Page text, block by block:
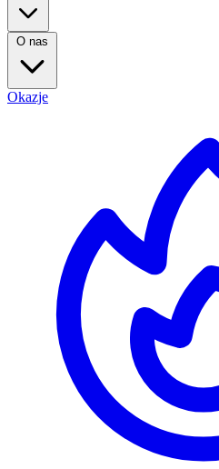
O nas
Okazje